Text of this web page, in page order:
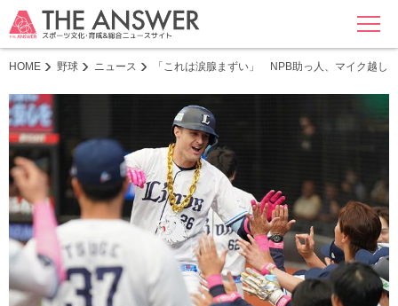
MENU
HOME 野球 ニュース 「これは涙腺まずい」 NPB助っ人、マイク越し